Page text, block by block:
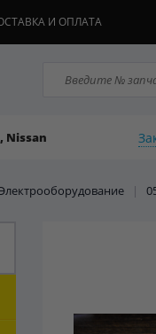
И ОПЛАТА
Nissan
|